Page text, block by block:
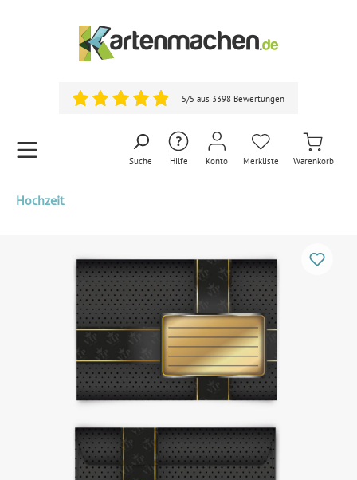
5/5 aus 3398 Bewertungen
Suche Hilfe Konto Merkliste Warenkorb
Hochzeit